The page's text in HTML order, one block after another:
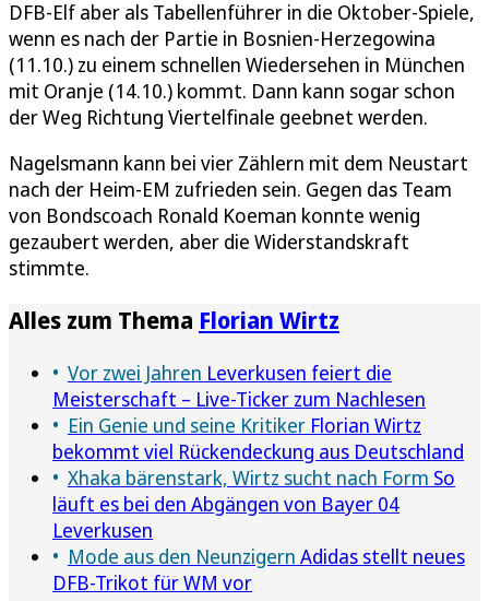
DFB-Elf aber als Tabellenführer in die Oktober-Spiele,
wenn es nach der Partie in Bosnien-Herzegowina
(11.10.) zu einem schnellen Wiedersehen in München
mit Oranje (14.10.) kommt. Dann kann sogar schon
der Weg Richtung Viertelfinale geebnet werden.
Nagelsmann kann bei vier Zählern mit dem Neustart
nach der Heim-EM zufrieden sein. Gegen das Team
von Bondscoach Ronald Koeman konnte wenig
gezaubert werden, aber die Widerstandskraft
stimmte.
Alles zum Thema Florian Wirtz
Vor zwei Jahren Leverkusen feiert die
Meisterschaft – Live-Ticker zum Nachlesen
Ein Genie und seine Kritiker Florian Wirtz
bekommt viel Rückendeckung aus Deutschland
Xhaka bärenstark, Wirtz sucht nach Form So
läuft es bei den Abgängen von Bayer 04
Leverkusen
Mode aus den Neunzigern Adidas stellt neues
DFB-Trikot für WM vor